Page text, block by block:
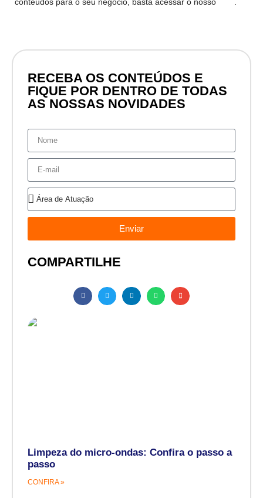
conteúdos para o seu negócio, basta acessar o nosso
.
RECEBA OS CONTEÚDOS E
FIQUE POR DENTRO DE TODAS
AS NOSSAS NOVIDADES
Enviar
COMPARTILHE
Limpeza do micro-ondas: Confira o passo a
passo
CONFIRA »